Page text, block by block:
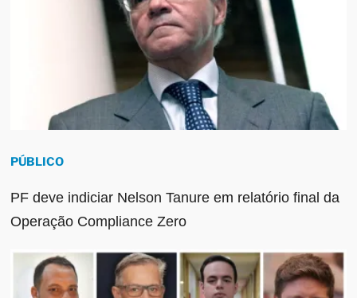
PÚBLICO
PF deve indiciar Nelson Tanure em relatório final da
Operação Compliance Zero